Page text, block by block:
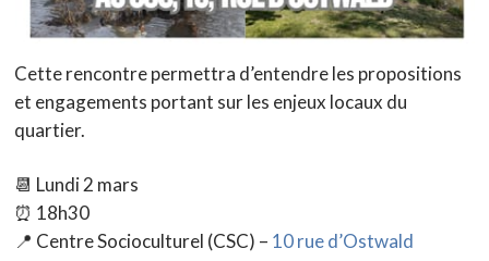
Cette rencontre permettra d’entendre les propositions
et engagements portant sur les enjeux locaux du
quartier.
📆 Lundi 2 mars
⏰ 18h30
📍 Centre Socioculturel (CSC) – 10 rue d’Ostwald